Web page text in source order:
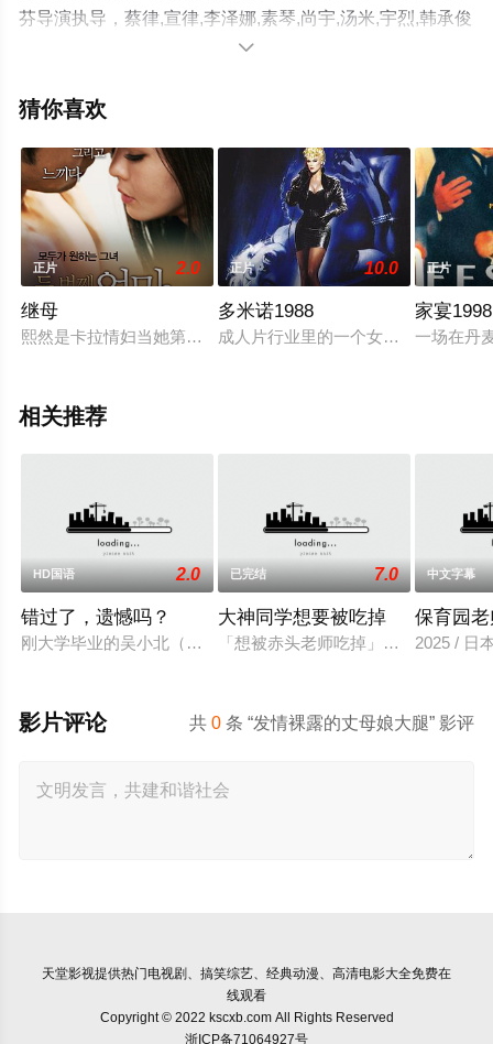
芬导演执导，蔡律,宣律,李泽娜,素琴,尚宇,汤米,宇烈,韩承俊
等演员精彩演绎的韩国电影，免费观看高清无删减完整版
影、电视猫或剧情网等平台了解。

猜你喜欢
正片 2.0
继母
熙然是卡拉情妇当她第一次遇到世民通过婚姻咨询有限公司。
正片 10.0
多米诺1988
成人片行业里的一个女孩带着一只宝
正片
家宴1998
一场在丹
相关推荐
HD国语 2.0
错过了，遗憾吗？
刚大学毕业的吴小北（庄达菲 饰）被初恋男友李天昊（周澄奧
已完结 7.0
大神同学想要被吃掉
「想被赤头老师吃掉」被大街小巷
中文字幕
保育园
2025 / 日
共0 条 “发情裸露的丈母娘大腿” 影评
影片评论
天堂影视提供热门电视剧、搞笑综艺、经典动漫、高清电影大全免费在
线观看
Copyright © 2022 kscxb.com All Rights Reserved
浙ICP备71064927号